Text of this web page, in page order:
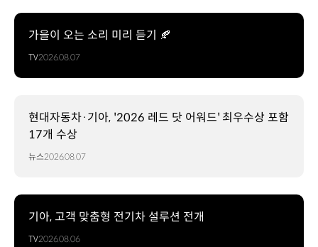
가을이 오는 소리 미리 듣기 🍂
TV2026.08.07
현대자동차·기아, '2026 레드 닷 어워드' 최우수상 포함
17개 수상
뉴스2026.08.07
기아, 고객 맞춤형 전기차 설루션 전개
TV2026.08.06